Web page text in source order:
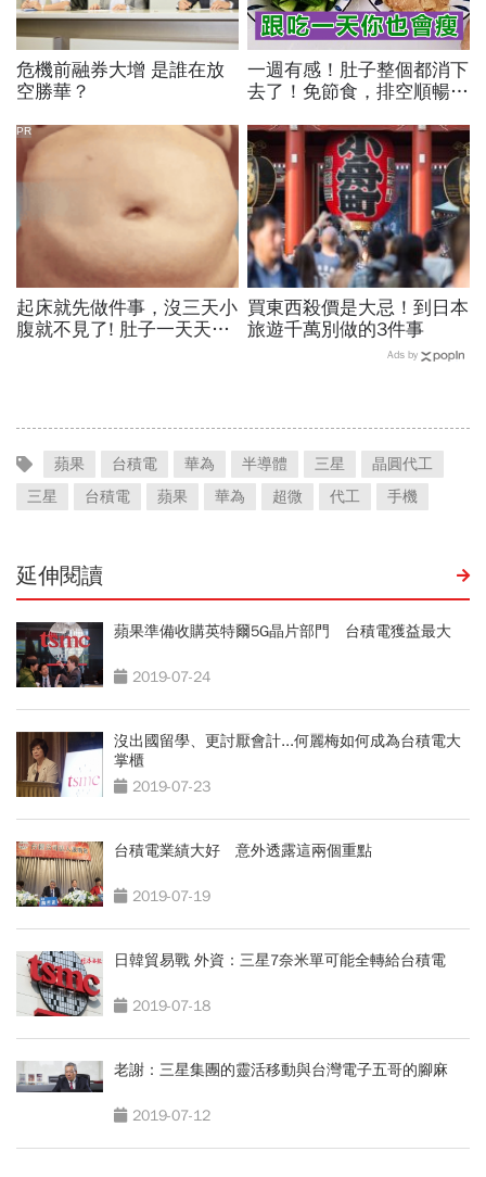
危機前融券大增 是誰在放
空勝華？
一週有感！肚子整個都消下
去了！免節食，排空順暢就
起床就先做件事，沒三天小
腹就不見了! 肚子一天天變
PR
買東西殺價是大忌！到日本
旅遊千萬別做的3件事
Ads by
蘋果 台積電 華為 半導體 三星
晶圓代工
三星
台積電 蘋果 華為 超微 代工 手機
延伸閱讀
蘋果準備收購英特爾5G晶片部門 台積電獲益最大
2019-07-24
沒出國留學、更討厭會計...何麗梅如何成為台積電大
掌櫃
2019-07-23
台積電業績大好 意外透露這兩個重點
2019-07-19
日韓貿易戰 外資：三星7奈米單可能全轉給台積電
2019-07-18
老謝：三星集團的靈活移動與台灣電子五哥的腳麻
2019-07-12